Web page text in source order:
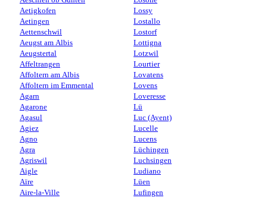
Aetigkofen
Aetingen
Aettenschwil
Aeugst am Albis
Aeugstertal
Affeltrangen
Affoltern am Albis
Affoltern im Emmental
Agarn
Agarone
Agasul
Agiez
Agno
Agra
Agriswil
Aigle
Aïre
Aire-la-Ville
Lossy
Lostallo
Lostorf
Lottigna
Lotzwil
Lourtier
Lovatens
Lovens
Loveresse
Lü
Luc (Ayent)
Lucelle
Lucens
Lüchingen
Luchsingen
Ludiano
Lüen
Lufingen